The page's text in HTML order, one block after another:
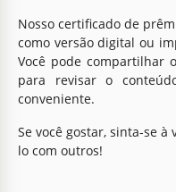
Nosso certificado de
como versão digital ou
Você pode compartilhar
para revisar o
conveniente.
Se você gostar, sinta-se
lo com outros!